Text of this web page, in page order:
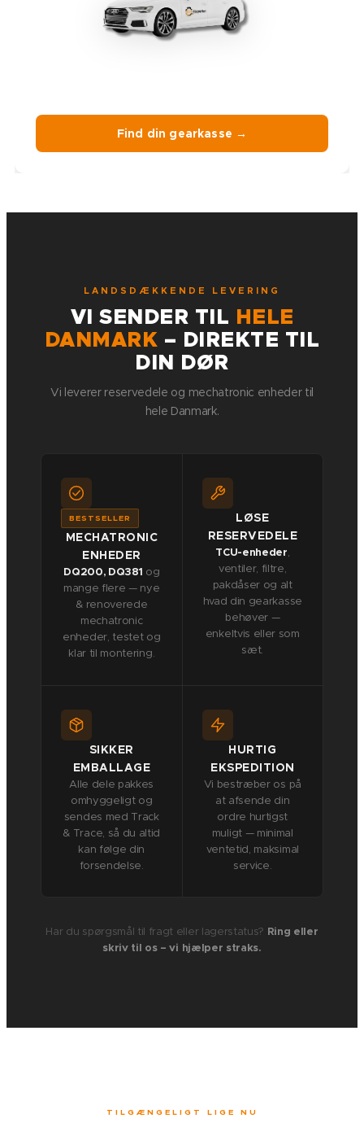
Find din gearkasse →
LANDSDÆKKENDE LEVERING
VI SENDER TIL HELE
DANMARK – DIREKTE TIL
DIN DØR
Vi leverer reservedele og mechatronic enheder til
hele Danmark.
BESTSELLER
MECHATRONIC
ENHEDER
DQ200, DQ381 og
mange flere — nye
& renoverede
mechatronic
enheder, testet og
klar til montering.
LØSE
RESERVEDELE
TCU-enheder,
ventiler, filtre,
pakdåser og alt
hvad din gearkasse
behøver —
enkeltvis eller som
sæt.
SIKKER
EMBALLAGE
Alle dele pakkes
omhyggeligt og
sendes med Track
& Trace, så du altid
kan følge din
forsendelse.
HURTIG
EKSPEDITION
Vi bestræber os på
at afsende din
ordre hurtigst
muligt — minimal
ventetid, maksimal
service.
Har du spørgsmål til fragt eller lagerstatus? Ring eller
skriv til os – vi hjælper straks.
TILGÆNGELIGT LIGE NU